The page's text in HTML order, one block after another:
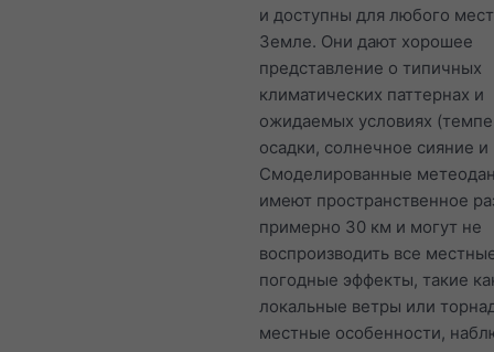
и доступны для любого
Земле. Они дают хорошее
представление о типичных
климатических паттернах и
ожидаемых условиях
осадки, солнечное сияние и
Смоделированные
имеют пространственное
примерно 30 км и могут не
воспроизводить все
погодные эффекты, такие
локальные ветры или
местные особенности,